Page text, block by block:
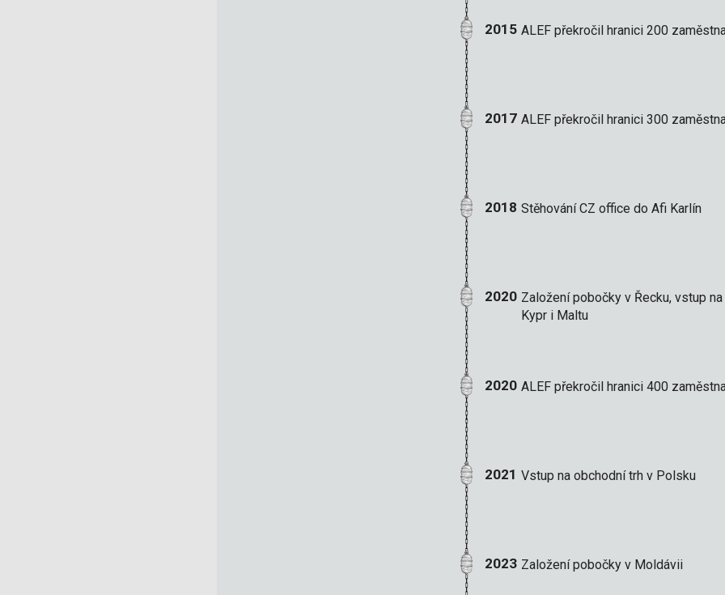
2015 ALEF překročil hranici 200
2017 ALEF překročil hranici 300
2018 Stěhování CZ office do Afi Karlín
2020 Založení pobočky v Řecku, vstup
Kypr i Maltu
2020 ALEF překročil hranici 400
2021 Vstup na obchodní trh v Polsku
2023 Založení pobočky v Moldávii